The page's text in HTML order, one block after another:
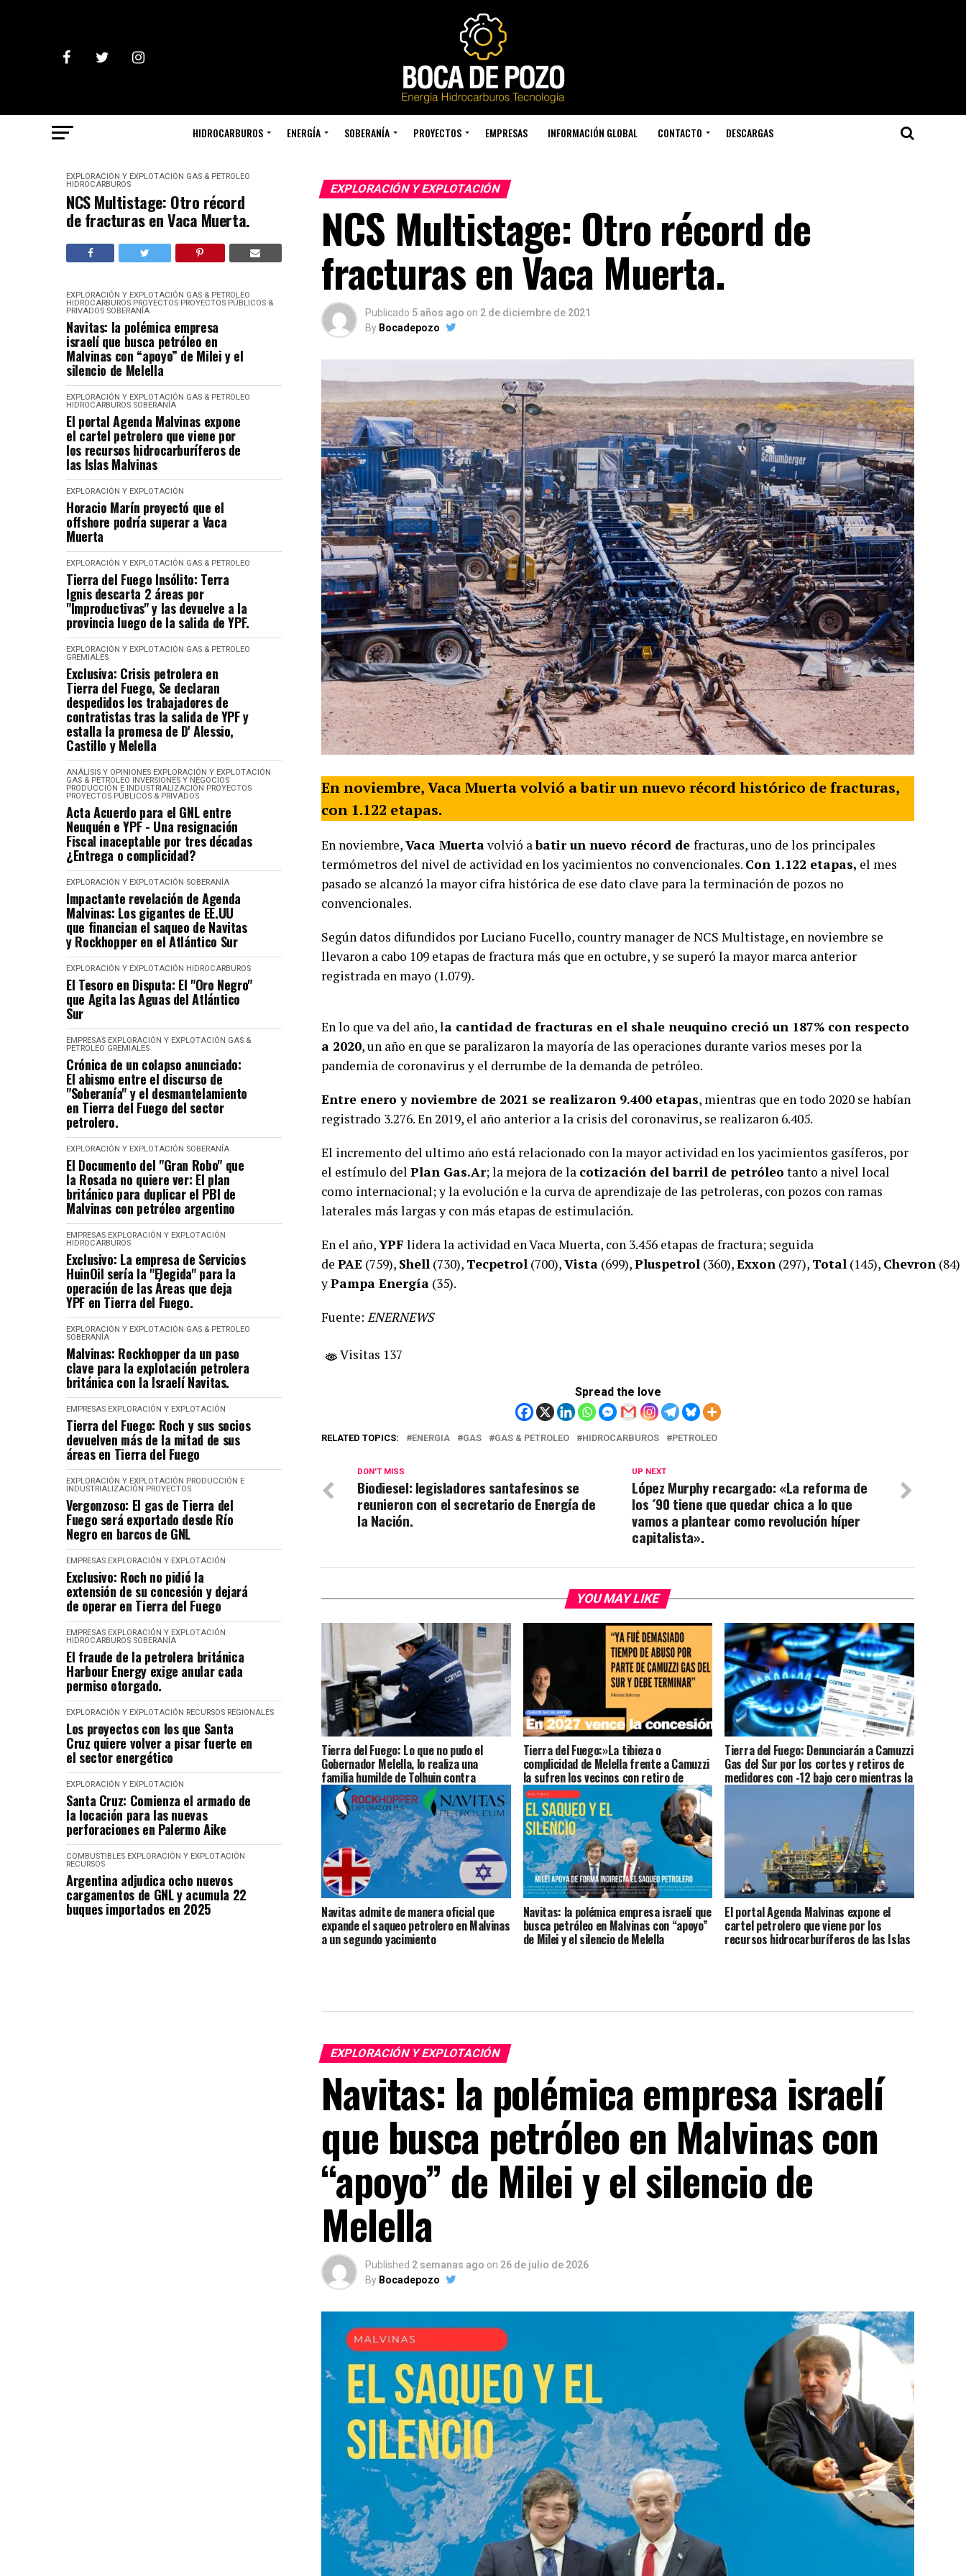
HIDROCARBUROS ENERGÍA SOBERANÍA PROYECTOS EMPRESAS INFORMACIÓN GLOBAL CONTACTO DESCARGAS
EXPLORACIÓN Y EXPLOTACIÓN GAS & PETROLEO
HIDROCARBUROS
NCS Multistage: Otro récord
de fracturas en Vaca Muerta.
EXPLORACIÓN Y EXPLOTACIÓN GAS & PETROLEO
HIDROCARBUROS PROYECTOS PROYECTOS PÚBLICOS &
PRIVADOS SOBERANÍA
Navitas: la polémica empresa
israelí que busca petróleo en
Malvinas con “apoyo” de Milei y el
silencio de Melella
EXPLORACIÓN Y EXPLOTACIÓN GAS & PETROLEO
HIDROCARBUROS SOBERANÍA
El portal Agenda Malvinas expone
el cartel petrolero que viene por
los recursos hidrocarburíferos de
las Islas Malvinas
EXPLORACIÓN Y EXPLOTACIÓN
Horacio Marín proyectó que el
offshore podría superar a Vaca
Muerta
EXPLORACIÓN Y EXPLOTACIÓN GAS & PETROLEO
Tierra del Fuego Insólito: Terra
Ignis descarta 2 áreas por
"Improductivas" y las devuelve a la
provincia luego de la salida de YPF.
EXPLORACIÓN Y EXPLOTACIÓN GAS & PETROLEO
GREMIALES
Exclusiva: Crisis petrolera en
Tierra del Fuego, Se declaran
despedidos los trabajadores de
contratistas tras la salida de YPF y
estalla la promesa de D' Alessio,
Castillo y Melella
ANÁLISIS Y OPINIONES EXPLORACIÓN Y EXPLOTACIÓN
GAS & PETROLEO INVERSIONES Y NEGOCIOS
PRODUCCIÓN E INDUSTRIALIZACIÓN PROYECTOS
PROYECTOS PÚBLICOS & PRIVADOS
Acta Acuerdo para el GNL entre
Neuquén e YPF - Una resignación
Fiscal inaceptable por tres décadas
¿Entrega o complicidad?
EXPLORACIÓN Y EXPLOTACIÓN SOBERANÍA
Impactante revelación de Agenda
Malvinas: Los gigantes de EE.UU
que financian el saqueo de Navitas
y Rockhopper en el Atlántico Sur
EXPLORACIÓN Y EXPLOTACIÓN HIDROCARBUROS
El Tesoro en Disputa: El "Oro Negro"
que Agita las Aguas del Atlántico
Sur
EMPRESAS EXPLORACIÓN Y EXPLOTACIÓN GAS &
PETROLEO GREMIALES
Crónica de un colapso anunciado:
El abismo entre el discurso de
"Soberanía" y el desmantelamiento
en Tierra del Fuego del sector
petrolero.
EXPLORACIÓN Y EXPLOTACIÓN SOBERANÍA
El Documento del "Gran Robo" que
la Rosada no quiere ver: El plan
británico para duplicar el PBI de
Malvinas con petróleo argentino
EMPRESAS EXPLORACIÓN Y EXPLOTACIÓN
HIDROCARBUROS
Exclusivo: La empresa de Servicios
HuinOil sería la "Elegida" para la
operación de las Áreas que deja
YPF en Tierra del Fuego.
EXPLORACIÓN Y EXPLOTACIÓN GAS & PETROLEO
SOBERANÍA
Malvinas: Rockhopper da un paso
clave para la explotación petrolera
británica con la Israelí Navitas.
EMPRESAS EXPLORACIÓN Y EXPLOTACIÓN
Tierra del Fuego: Roch y sus socios
devuelven más de la mitad de sus
áreas en Tierra del Fuego
EXPLORACIÓN Y EXPLOTACIÓN PRODUCCIÓN E
INDUSTRIALIZACIÓN PROYECTOS
Vergonzoso: El gas de Tierra del
Fuego será exportado desde Río
Negro en barcos de GNL
EMPRESAS EXPLORACIÓN Y EXPLOTACIÓN
Exclusivo: Roch no pidió la
extensión de su concesión y dejará
de operar en Tierra del Fuego
EMPRESAS EXPLORACIÓN Y EXPLOTACIÓN
HIDROCARBUROS SOBERANÍA
El fraude de la petrolera británica
Harbour Energy exige anular cada
permiso otorgado.
EXPLORACIÓN Y EXPLOTACIÓN RECURSOS REGIONALES
Los proyectos con los que Santa
Cruz quiere volver a pisar fuerte en
el sector energético
EXPLORACIÓN Y EXPLOTACIÓN
Santa Cruz: Comienza el armado de
la locación para las nuevas
perforaciones en Palermo Aike
COMBUSTIBLES EXPLORACIÓN Y EXPLOTACIÓN
RECURSOS
Argentina adjudica ocho nuevos
cargamentos de GNL y acumula 22
buques importados en 2025
EXPLORACIÓN Y EXPLOTACIÓN
NCS Multistage: Otro récord de
fracturas en Vaca Muerta.
Publicado 5 años ago on 2 de diciembre de 2021
By Bocadepozo
En noviembre, Vaca Muerta volvió a batir un nuevo récord histórico de fracturas,
con 1.122 etapas.
En noviembre,Vaca Muertavolvió abatir un nuevo récord de fracturas, uno de los principales
termómetros del nivel de actividad en los yacimientos no convencionales. Con 1.122 etapas, el mes
pasado se alcanzó la mayor cifra histórica de ese dato clave para la terminación de pozos no
convencionales.
Según datos difundidos por Luciano Fucello, country manager de NCS Multistage, en noviembre se
llevaron a cabo 109 etapas de fractura más que en octubre, y se superó la mayor marca anterior
registrada en mayo (1.079).
En lo que va del año, la cantidad de fracturas en el shale neuquino creció un 187% con respecto
a 2020, un año en que se paralizaron la mayoría de las operaciones durante varios meses por la
pandemia de coronavirus y el derrumbe de la demanda de petróleo.
Entre enero y noviembre de 2021 se realizaron 9.400 etapas, mientras que en todo 2020 se habían
registrado 3.276. En 2019, el año anterior a la crisis del coronavirus, se realizaron 6.405.
El incremento del ultimo año está relacionado con la mayor actividad en los yacimientos gasíferos, por
el estímulo del Plan Gas.Ar; la mejora de la cotización del barril de petróleo tanto a nivel local
como internacional; y la evolución e la curva de aprendizaje de las petroleras, con pozos con ramas
laterales más largas y con más etapas de estimulación.
En el año,YPF lidera la actividad en Vaca Muerta, con 3.456 etapas de fractura; seguida
de PAE (759), Shell (730), Tecpetrol (700),Vista (699),Pluspetrol (360),Exxon (297), Total (145), Chevron (84)
yPampa Energía (35).
Fuente: ENERNEWS
Visitas 137
Spread the love
RELATED TOPICS: ENERGIA GAS GAS & PETROLEO HIDROCARBUROS PETROLEO
UP NEXT
López Murphy recargado: «La reforma de
los ´90 tiene que quedar chica a lo que
vamos a plantear como revolución híper
capitalista».
DON'T MISS
Biodiesel: legisladores santafesinos se
reunieron con el secretario de Energía de
la Nación.
YOU MAY LIKE
Tierra del Fuego: Lo que no pudo el
Gobernador Melella, lo realiza una
familia humilde de Tolhuin contra
Camuzzi
Tierra del Fuego:»La tibieza o
complicidad de Melella frente a Camuzzi
la sufren los vecinos con retiro de
medidores con -18 bajo cero» sentenció
Solorza (Audio)
Tierra del Fuego: Denunciarán a Camuzzi
Gas del Sur por los cortes y retiros de
medidores con -12 bajo cero mientras la
provincia hace silencio por la deuda de
Navitas admite de manera oficial que
expande el saqueo petrolero en Malvinas
a un segundo yacimiento
Navitas: la polémica empresa israelí que
busca petróleo en Malvinas con “apoyo”
de Milei y el silencio de Melella
El portal Agenda Malvinas expone el
cartel petrolero que viene por los
recursos hidrocarburíferos de las Islas
EXPLORACIÓN Y EXPLOTACIÓN
Navitas: la polémica empresa israelí
que busca petróleo en Malvinas con
“apoyo” de Milei y el silencio de
Melella
Published 2 semanas ago on 26 de julio de 2026
By Bocadepozo